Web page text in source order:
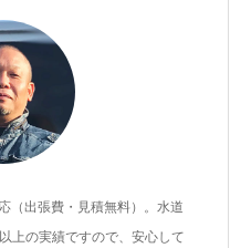
（出張費・見積無料）。水道
上の実績ですので、安心して